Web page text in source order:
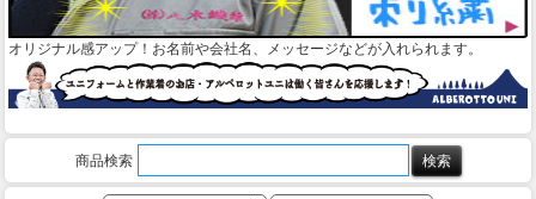
オリジナル感アップ！お名前や会社名、メッセージなどが入れられます。
商品検索